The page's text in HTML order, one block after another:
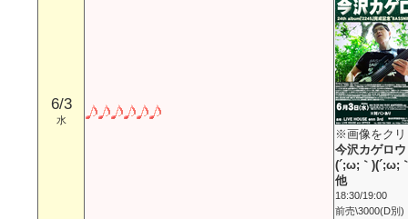
6/3
水
※画像をクリ
今沢カゲロウ
(´;ω;｀)(´;ω;
他
18:30/19:00
前売\3000(D別)